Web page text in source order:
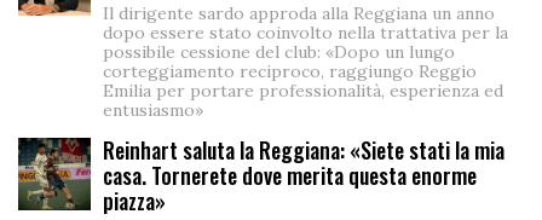
Il dirigente sardo approda alla Reggiana un anno
dopo essere stato coinvolto nella trattativa per la
possibile cessione del club: «Dopo un lungo
corteggiamento reciproco, raggiungo Reggio
Emilia per portare professionalità, esperienza ed
entusiasmo»
Reinhart saluta la Reggiana: «Siete stati la mia
casa. Tornerete dove merita questa enorme
piazza»